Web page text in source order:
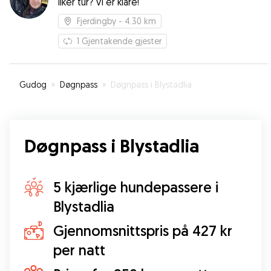
Fjerdingby - 4.30 km
1 Gjentakende gjester
Gudog » Døgnpass » Døgnpass i Blystadlia
Døgnpass i Blystadlia
5 kjærlige hundepassere i
Blystadlia
Gjennomsnittspris på 427 kr
per natt